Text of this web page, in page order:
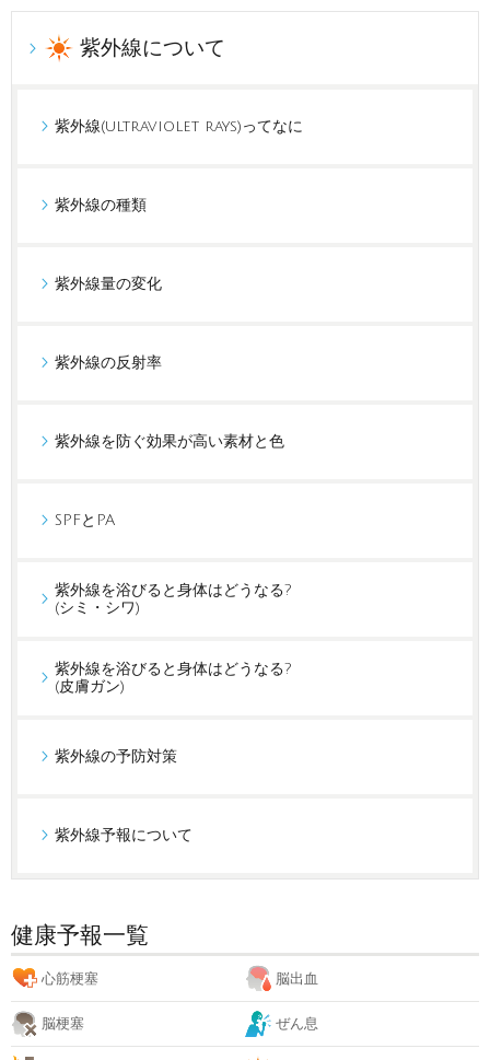
紫外線について
紫外線(ultraviolet rays)ってなに
紫外線の種類
紫外線量の変化
紫外線の反射率
紫外線を防ぐ効果が高い素材と色
SPFとPA
紫外線を浴びると身体はどうなる?
(シミ・シワ)
紫外線を浴びると身体はどうなる?
(皮膚ガン)
紫外線の予防対策
紫外線予報について
健康予報一覧
心筋梗塞 脳出血
脳梗塞 ぜん息